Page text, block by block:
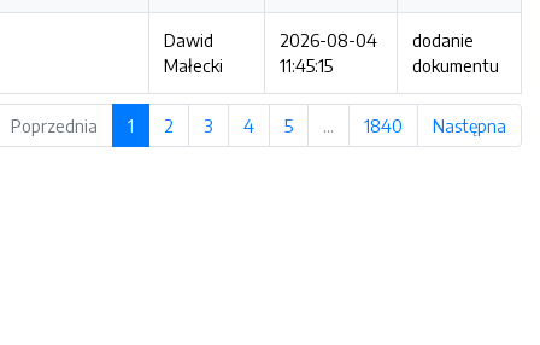
Dawid
Małecki
2026-08-04
11:45:15
dodanie
dokumentu
Poprzednia 1 2 3 4 5 … 1840 Następna